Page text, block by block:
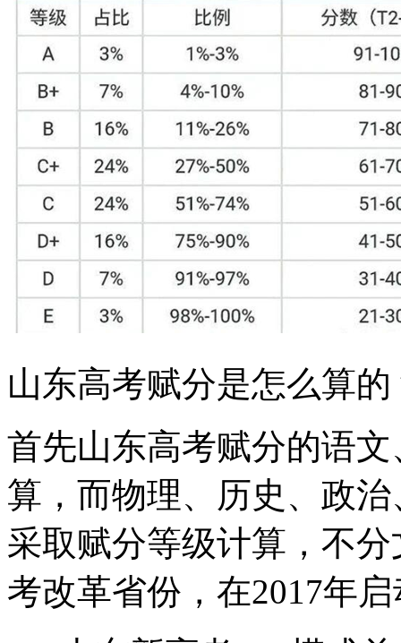
山东高考赋分是怎么算的
首先山东高考赋分的语
算，而物理、历史、政
采取赋分等级计算，不
考改革省份，在2017年